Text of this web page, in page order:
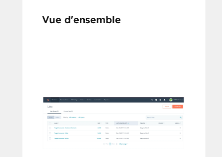
Vue d'ensemble
pour
voir
d'autres
éléments